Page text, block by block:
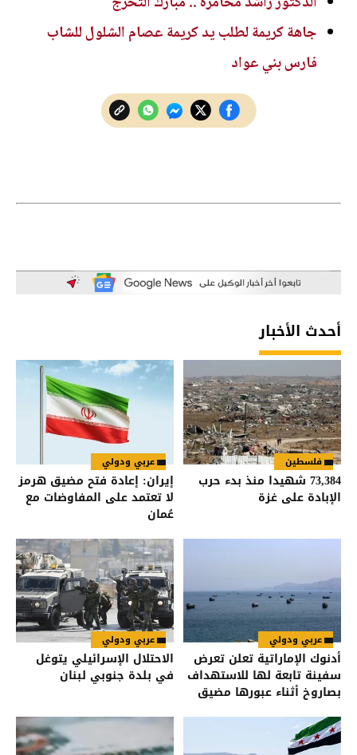
جاهة كريمة لطلب يد كريمة عصام الشلول للشاب
فارس بني عواد
أحدث الأخبار
فلسطين
73,384 شهيدا منذ بدء حرب
الإبادة على غزة
عربي ودولي
إيران: إعادة فتح مضيق هرمز
لا تعتمد على المفاوضات مع
عُمان
عربي ودولي
أدنوك الإماراتية تعلن تعرض
سفينة تابعة لها للاستهداف
بصاروخ أثناء عبورها مضيق
عربي ودولي
الاحتلال الإسرائيلي يتوغل
في بلدة جنوبي لبنان